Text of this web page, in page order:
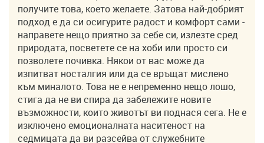
получите това, което желаете. Затова най-добрият
подход е да си осигурите радост и комфорт сами -
направете нещо приятно за себе си, излезте сред
природата, посветете се на хоби или просто си
позволете почивка. Някои от вас може да
изпитват носталгия или да се връщат мислено
към миналото. Това не е непременно нещо лошо,
стига да не ви спира да забележите новите
възможности, които животът ви поднася сега. Не е
изключено емоционалната наситеност на
седмицата да ви разсейва от служебните